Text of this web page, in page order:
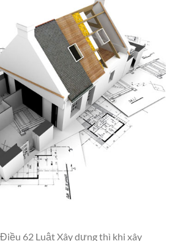
62 Luật Xây dựng thì khi xây